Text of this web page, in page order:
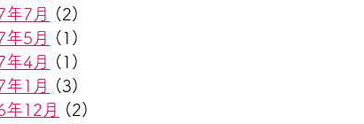
年7月
(2)
年5月
(1)
年4月
(1)
年1月
(3)
年12月
(2)